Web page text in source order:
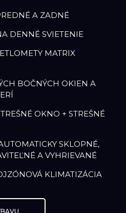
A ZADNÉ
DENNÉ SVIETENIE
MATRIX
BOČNÝCH OKIEN A
OKNO + STREŠNÉ
SKLOPNÉ,
A VYHRIEVANÉ
KLIMATIZÁCIA